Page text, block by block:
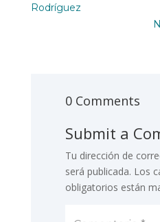
Rodríguez
0 Comments
Submit a
Tu dirección de
será publicada. Los
obligatorios están